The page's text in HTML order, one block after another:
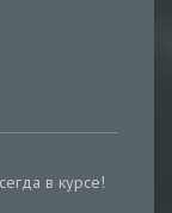
в курсе!